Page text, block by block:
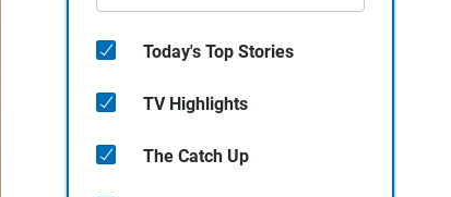
Today's Top Stories
TV Highlights
The Catch Up